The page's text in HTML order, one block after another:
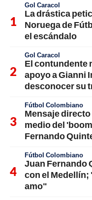
Gol Caracol
La drástica
Noruega de
el escándalo
Gol Caracol
El contundente
apoyo a Gianni
desconocer su
Fútbol Colombiano
Mensaje directo
medio del
Fernando
Fútbol Colombiano
Juan Fernando
con el Medellín;
amo"